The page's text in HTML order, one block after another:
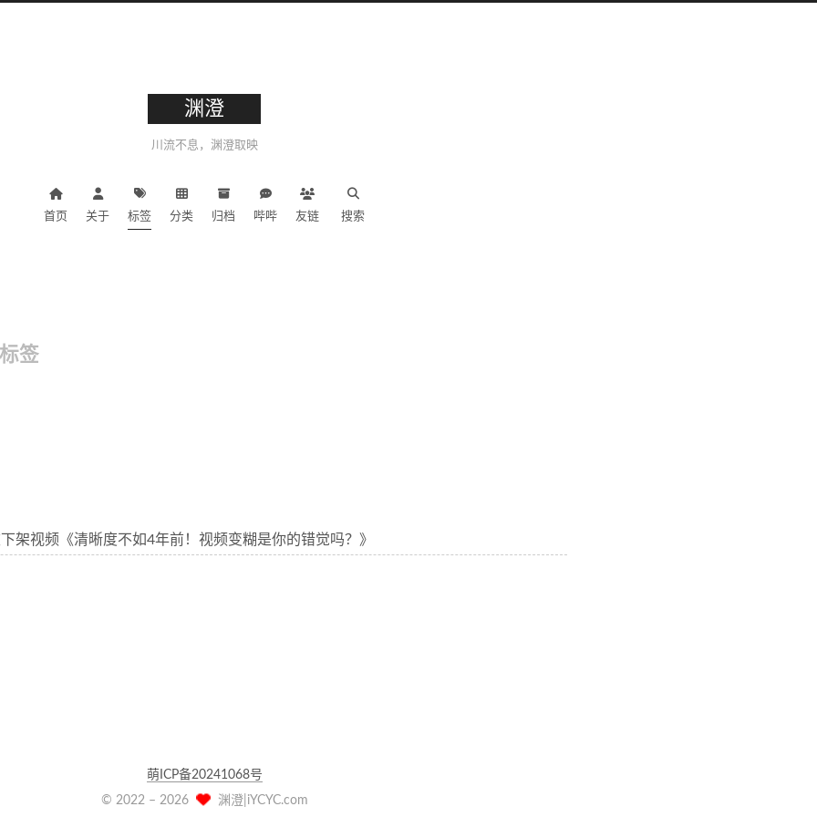
渊澄
川流不息，渊澄取映
首页 关于 标签 分类 归档 哔哔 友链 搜索
标签
架视频《清晰度不如4年前！视频变糊是你的错觉吗？》
萌ICP备20241068号
© 2022 – 2026 渊澄|iYCYC.com